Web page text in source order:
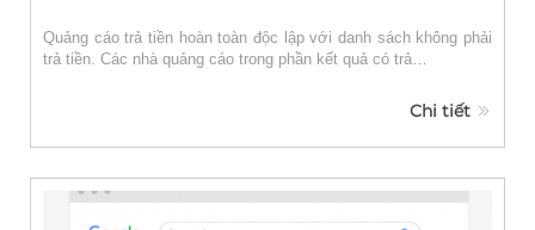
Quảng cáo trả tiền hoàn toàn độc lập với danh sách không phải
trả tiền. Các nhà quảng cáo trong phần kết quả có trả…
Chi tiết